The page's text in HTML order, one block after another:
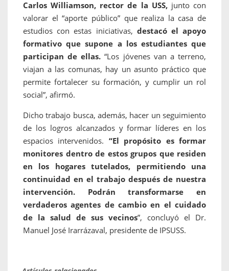
Carlos Williamson, rector de la USS,junto con
valorar el “aporte público” que realiza la casa de
estudios con estas iniciativas, destacó el apoyo
formativo que supone a los estudiantes que
participan de ellas. “Los jóvenes van a terreno,
viajan a las comunas, hay un asunto práctico que
permite fortalecer su formación, y cumplir un rol
social”, afirmó.
Dicho trabajo busca, además, hacer un seguimiento
de los logros alcanzados y formar líderes en los
espacios intervenidos. “El propósito es formar
monitores dentro de estos grupos que residen
en los hogares tutelados, permitiendo una
continuidad en el trabajo después de nuestra
intervención. Podrán transformarse en
verdaderos agentes de cambio en el cuidado
de la salud de sus vecinos”, concluyó el Dr.
Manuel José Irarrázaval, presidente de IPSUSS.